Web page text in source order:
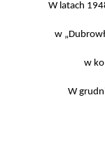
W latach
w
w
W